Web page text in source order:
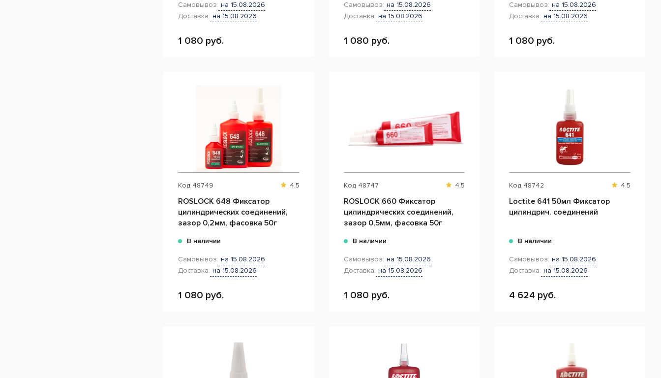
Самовывоз: на 15.08.2026
Доставка: на 15.08.2026
1 080 руб.
Самовывоз: на 15.08.2026
Доставка: на 15.08.2026
1 080 руб.
Самовывоз: на 15.08.2026
Доставка: на 15.08.2026
1 080 руб.
Код 48749 4.5
ROSLOCK 648 Фиксатор
цилиндрических соединений,
зазор 0,2мм, фасовка 50г
В наличии
Самовывоз: на 15.08.2026
Доставка: на 15.08.2026
1 080 руб.
Код 48747 4.5
ROSLOCK 660 Фиксатор
цилиндрических соединений,
зазор 0,5мм, фасовка 50г
В наличии
Самовывоз: на 15.08.2026
Доставка: на 15.08.2026
1 080 руб.
Код 48742 4.5
Loctite 641 50мл Фиксатор
цилиндрич. соединений
В наличии
Самовывоз: на 15.08.2026
Доставка: на 15.08.2026
4 624 руб.